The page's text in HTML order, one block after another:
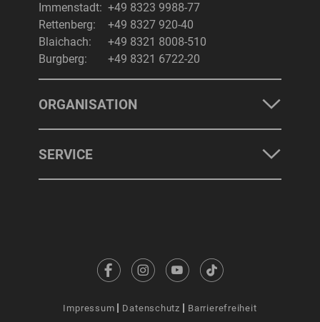
Immenstadt: +49 8323 9988-77
Rettenberg:
+49 8327 920-40
Blaichach:
+49 8321 8008-510
Burgberg:
+49 8321 6722-20
ORGANISATION
SERVICE
Impressum Datenschutz Barrierefreiheit